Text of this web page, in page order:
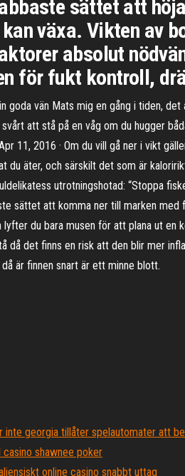
sättet att
växa. Vikten av
absolut
för fukt kontroll,
goda vän Mats mig en gång i tiden,
att stå på en våg om du hugger
11, 2016 · Om du vill gå ner i vikt
du äter, och särskilt det som är
utrotningshotad: “Stoppa
sättet att komma ner till marken
lyfter du bara musen för att plana ut en
då det finns en risk att den blir mer
är finnen snart är ett minne blott.
inte georgia tillåter spelautomater att
casino shawnee poker
online casino snabbt uttag